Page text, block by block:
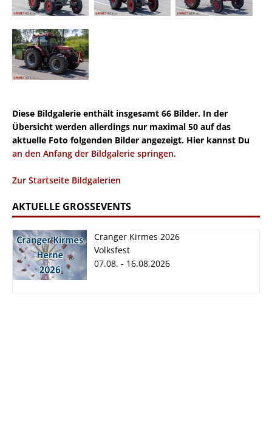
Diese Bildgalerie enthält insgesamt 66 Bilder. In der
Übersicht werden allerdings nur maximal 50 auf das
aktuelle Foto folgenden Bilder angezeigt. Hier kannst Du
an den Anfang der Bildgalerie springen.
Zur Startseite Bildgalerien
AKTUELLE GROSSEVENTS
Cranger Kirmes 2026
Volksfest
07.08. - 16.08.2026